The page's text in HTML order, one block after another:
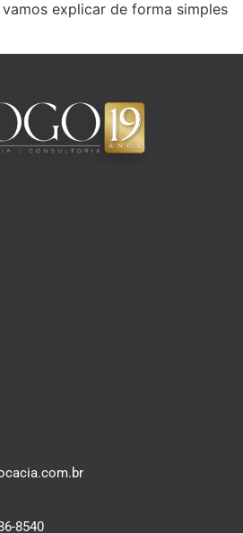
explicar de forma simples
8540